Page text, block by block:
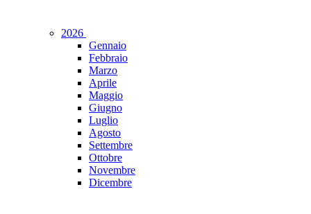
2026
Gennaio
Febbraio
Marzo
Aprile
Maggio
Giugno
Luglio
Agosto
Settembre
Ottobre
Novembre
Dicembre